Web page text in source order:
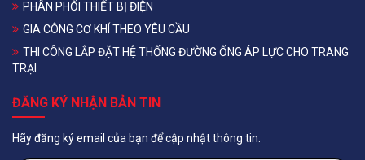
PHÂN PHỐI THIẾT BỊ ĐIỆN
GIA CÔNG CƠ KHÍ THEO YÊU CẦU
THI CÔNG LẮP ĐẶT HỆ THỐNG ĐƯỜNG ỐNG ÁP LỰC CHO TRANG
TRẠI
ĐĂNG KÝ NHẬN BẢN TIN
Hãy đăng ký email của bạn để cập nhật thông tin.